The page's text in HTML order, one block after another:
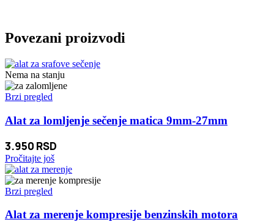
Povezani proizvodi
Nema na stanju
Brzi pregled
Alat za lomljenje sečenje matica 9mm-27mm
3.950 RSD
Pročitajte još
Brzi pregled
Alat za merenje kompresije benzinskih motora